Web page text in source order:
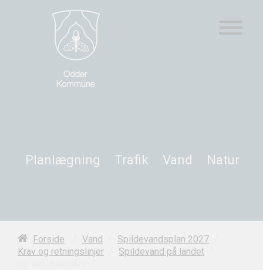
Planlægning Trafik Vand Natur
Forside Vand Spildevandsplan 2027
Krav og retningslinjer
Spildevand på landet